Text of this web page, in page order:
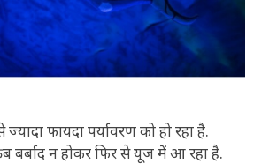
फायदा पर्यावरण को हो रहा है.
बर्बाद न होकर फिर से यूज में आ रहा है.